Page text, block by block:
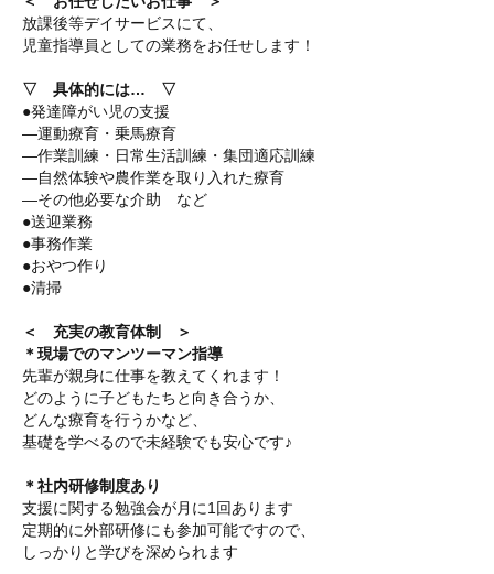
放課後等デイサービスにて、
児童指導員としての業務をお任せします！
▽ 具体的には… ▽
●発達障がい児の支援
―運動療育・乗馬療育
―作業訓練・日常生活訓練・集団適応訓練
―自然体験や農作業を取り入れた療育
―その他必要な介助 など
●送迎業務
●事務作業
●おやつ作り
●清掃
＜ 充実の教育体制 ＞
＊現場でのマンツーマン指導
先輩が親身に仕事を教えてくれます！
どのように子どもたちと向き合うか、
どんな療育を行うかなど、
基礎を学べるので未経験でも安心です♪
＊社内研修制度あり
支援に関する勉強会が月に1回あります
定期的に外部研修にも参加可能ですので、
しっかりと学びを深められます